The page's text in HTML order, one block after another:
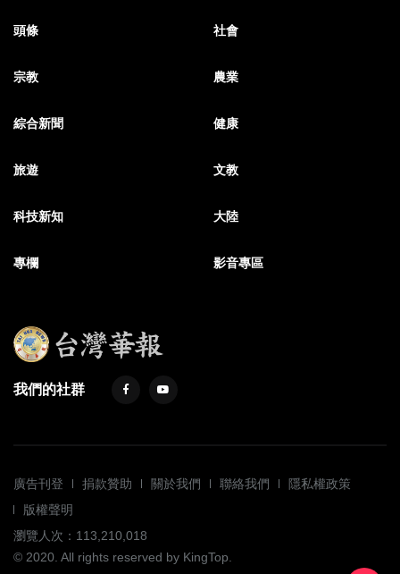
頭條 社會
宗教 農業
綜合新聞 健康
旅遊 文教
科技新知 大陸
專欄 影音專區
我們的社群
廣告刊登 捐款贊助 關於我們 聯絡我們
隱私權政策
版權聲明
瀏覽人次：113,210,018
© 2020. All rights reserved by KingTop.